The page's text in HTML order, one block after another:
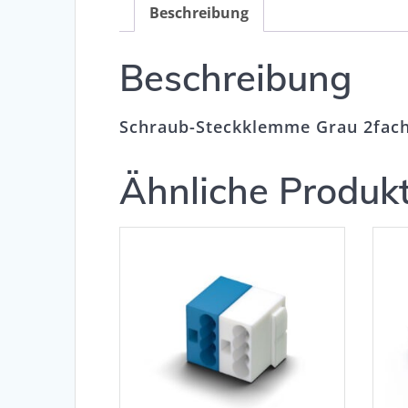
Beschreibung
Beschreibung
Schraub-Steckklemme Grau
Ähnliche